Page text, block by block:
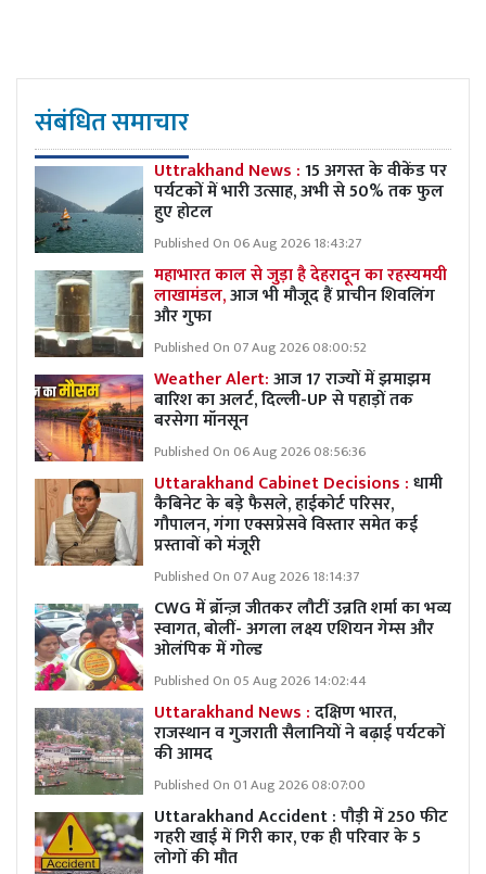
संबंधित समाचार
Uttrakhand News :15 अगस्त के वीकेंड पर
पर्यटकों में भारी उत्साह, अभी से 50% तक फुल
हुए होटल
Published On 06 Aug 2026 18:43:27
महाभारत काल से जुड़ा है देहरादून का रहस्यमयी
लाखामंडल,आज भी मौजूद हैं प्राचीन शिवलिंग
और गुफा
Published On 07 Aug 2026 08:00:52
Weather Alert:आज 17 राज्यों में झमाझम
बारिश का अलर्ट, दिल्ली-UP से पहाड़ों तक
बरसेगा मॉनसून
Published On 06 Aug 2026 08:56:36
Uttarakhand Cabinet Decisions :धामी
कैबिनेट के बड़े फैसले, हाईकोर्ट परिसर,
गौपालन, गंगा एक्सप्रेसवे विस्तार समेत कई
प्रस्तावों को मंजूरी
Published On 07 Aug 2026 18:14:37
CWG में ब्रॉन्ज़ जीतकर लौटीं उन्नति शर्मा का भव्य
स्वागत, बोलीं- अगला लक्ष्य एशियन गेम्स और
ओलंपिक में गोल्ड
Published On 05 Aug 2026 14:02:44
Uttarakhand News :दक्षिण भारत,
राजस्थान व गुजराती सैलानियों ने बढ़ाई पर्यटकों
की आमद
Published On 01 Aug 2026 08:07:00
Uttarakhand Accident : पौड़ी में 250 फीट
गहरी खाई में गिरी कार, एक ही परिवार के 5
लोगों की मौत